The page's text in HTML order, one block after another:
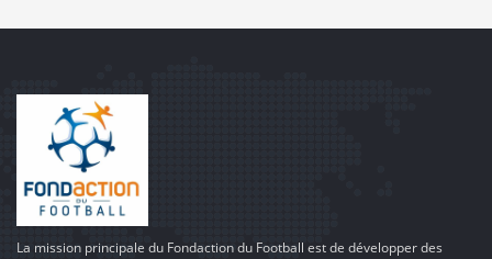
La mission principale du Fondaction du Football est de développer des